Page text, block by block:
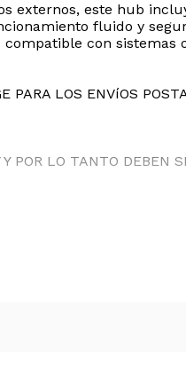
externos, este hub
fluido y
con sistemas
PARA LOS ENVíOS
POR LO TANTO DEBEN